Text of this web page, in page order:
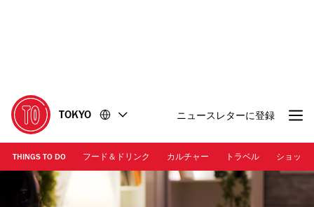
に
移
動
移
動
TOKYO ニュースレターに登録
THINGS TO DO フード＆ドリンク カルチャー トラベル ショッピ